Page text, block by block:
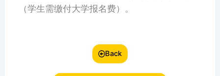
（学生需缴付大学报名费）。
Back